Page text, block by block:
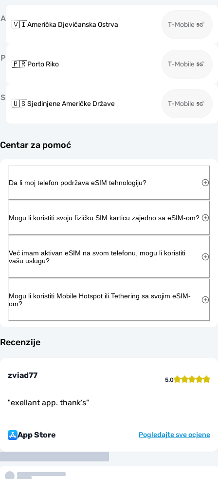
A
🇻🇮Američka Djevičanska Ostrva T-Mobile
P
🇵🇷Porto Riko T-Mobile
S
🇺🇸Sjedinjene Američke Države T-Mobile
Centar za pomoć
Da li moj telefon podržava eSIM tehnologiju?
Mogu li koristiti svoju fizičku SIM karticu zajedno sa eSIM-om?
Već imam aktivan eSIM na svom telefonu, mogu li koristiti
vašu uslugu?
Mogu li koristiti Mobile Hotspot ili Tethering sa svojim eSIM-
om?
Recenzije
zviad77 5.0
"exellant app. thank’s"
App Store Pogledajte sve ocjene